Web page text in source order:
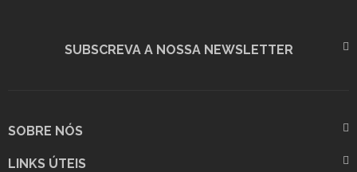
SUBSCREVA A NOSSA NEWSLETTER
SOBRE NÓS
LINKS ÚTEIS